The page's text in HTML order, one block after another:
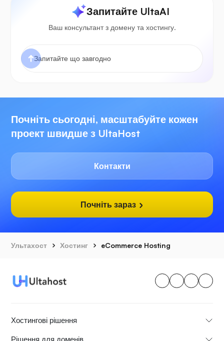
Запитайте UltaAI
Ваш консультант з домену та хостингу.
Почніть сьогодні, масштабуйте кожен
проект швидше з UltaHost
Контакти
Почніть зараз
Ультахост Хостинг eCommerce Hosting
Хостингові рішення